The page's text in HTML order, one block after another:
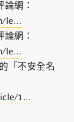
網：
le...
網：
le...
「不安全名
1...